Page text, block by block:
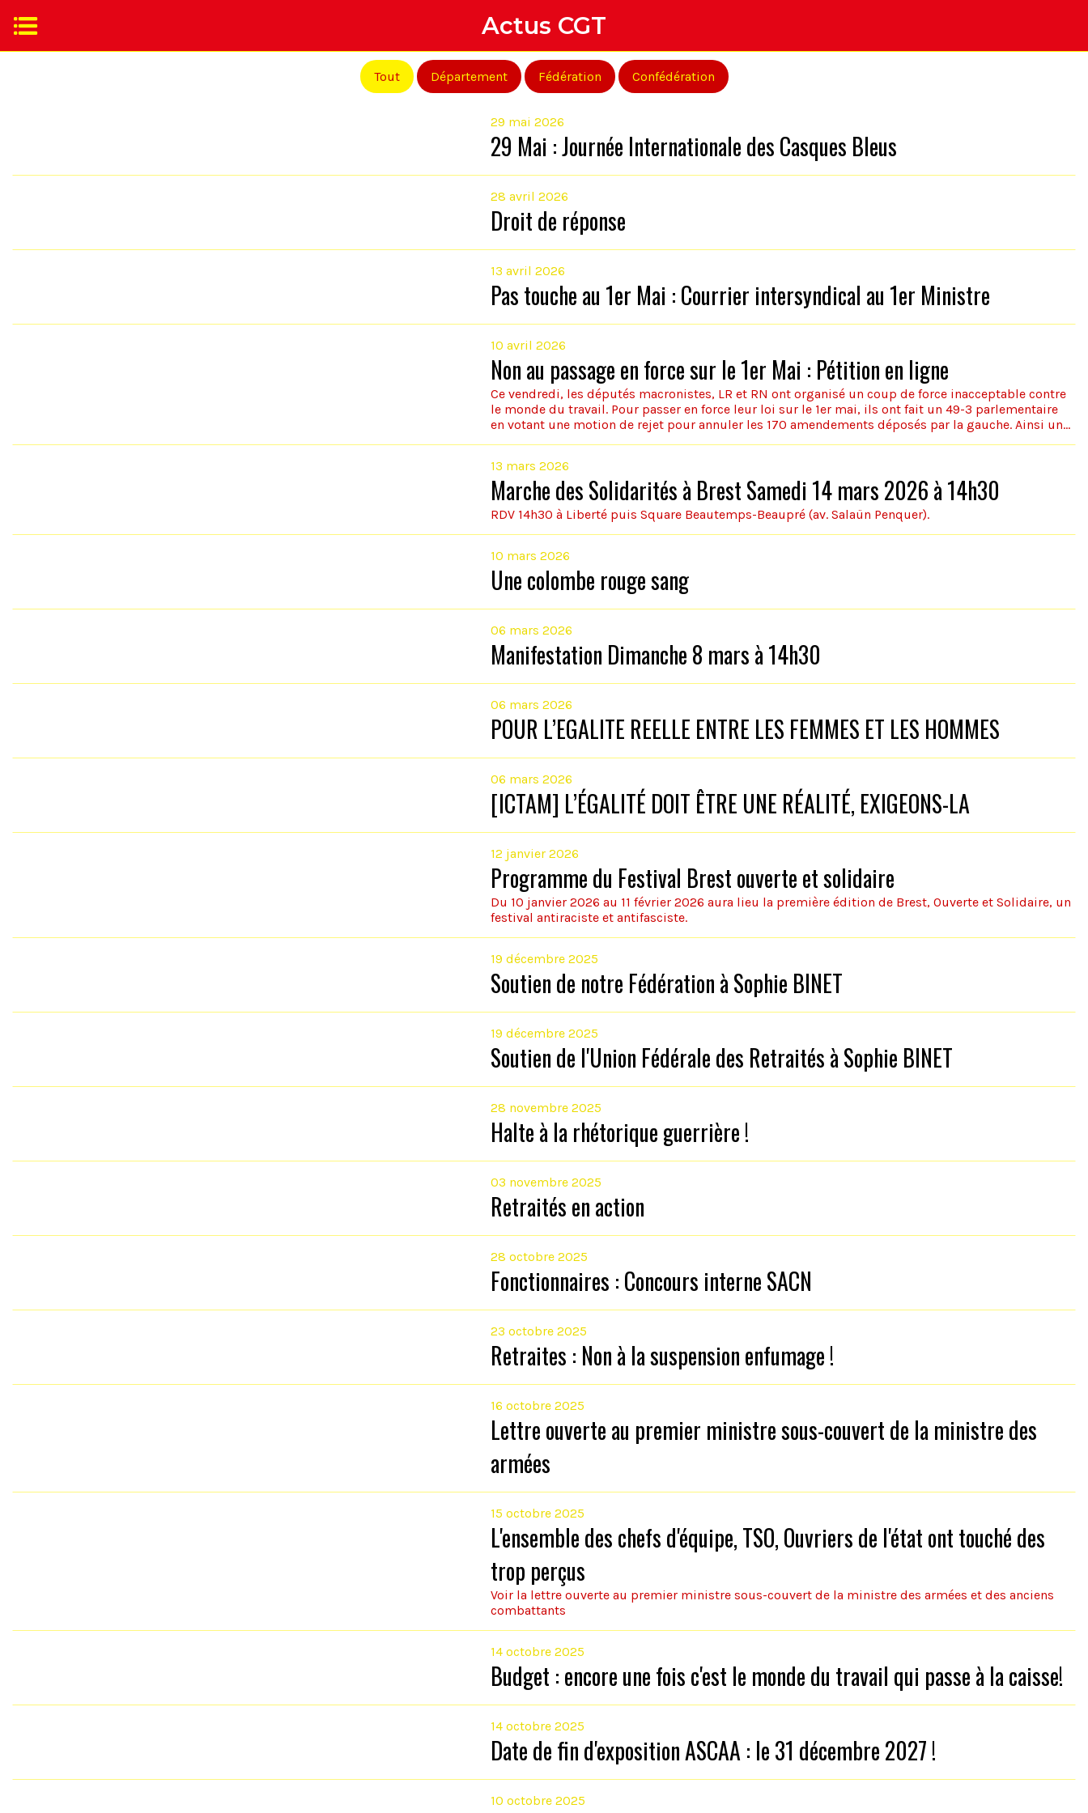
Actus CGT
Tout Département Fédération Confédération
29 mai 2026
29 Mai : Journée Internationale des Casques Bleus
28 avril 2026
Droit de réponse
13 avril 2026
Pas touche au 1er Mai : Courrier intersyndical au 1er Ministre
10 avril 2026
Non au passage en force sur le 1er Mai : Pétition en ligne
Ce vendredi, les députés macronistes, LR et RN ont organisé un coup de force inacceptable contre
le monde du travail. Pour passer en force leur loi sur le 1er mai, ils ont fait un 49-3 parlementaire
en votant une motion de rejet pour annuler les 170 amendements déposés par la gauche. Ainsi une
13 mars 2026
Marche des Solidarités à Brest Samedi 14 mars 2026 à 14h30
RDV 14h30 à Liberté puis Square Beautemps-Beaupré (av. Salaün Penquer).
10 mars 2026
Une colombe rouge sang
06 mars 2026
Manifestation Dimanche 8 mars à 14h30
06 mars 2026
POUR L’EGALITE REELLE ENTRE LES FEMMES ET LES HOMMES
06 mars 2026
[ICTAM] L’ÉGALITÉ DOIT ÊTRE UNE RÉALITÉ, EXIGEONS-LA
12 janvier 2026
Programme du Festival Brest ouverte et solidaire
Du 10 janvier 2026 au 11 février 2026 aura lieu la première édition de Brest, Ouverte et Solidaire, un
festival antiraciste et antifasciste.
19 décembre 2025
Soutien de notre Fédération à Sophie BINET
19 décembre 2025
Soutien de l'Union Fédérale des Retraités à Sophie BINET
28 novembre 2025
Halte à la rhétorique guerrière !
03 novembre 2025
Retraités en action
28 octobre 2025
Fonctionnaires : Concours interne SACN
23 octobre 2025
Retraites : Non à la suspension enfumage !
16 octobre 2025
Lettre ouverte au premier ministre sous-couvert de la ministre des
armées
15 octobre 2025
L'ensemble des chefs d'équipe, TSO, Ouvriers de l'état ont touché des
trop perçus
Voir la lettre ouverte au premier ministre sous-couvert de la ministre des armées et des anciens
combattants
14 octobre 2025
Budget : encore une fois c'est le monde du travail qui passe à la caisse!
14 octobre 2025
Date de fin d'exposition ASCAA : le 31 décembre 2027 !
10 octobre 2025